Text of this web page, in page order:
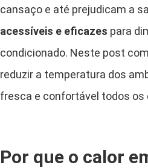
cansaço e até prejudicam a
acessíveis e eficazes para
condicionado. Neste post
reduzir a temperatura dos
fresca e confortável todos os
Por que o calor